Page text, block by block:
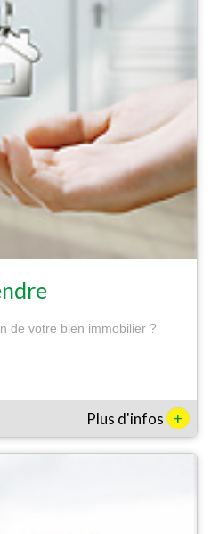
de votre bien immobilier ?
Plus d'infos +